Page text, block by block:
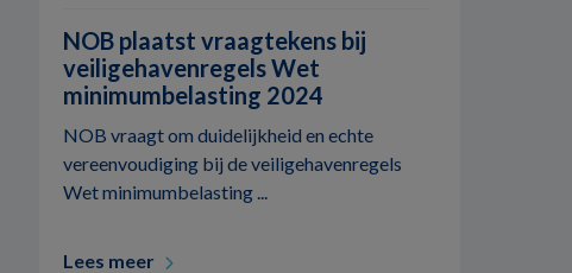
NOB plaatst vraagtekens bij
veiligehavenregels Wet
minimumbelasting 2024
NOB vraagt om duidelijkheid en echte
vereenvoudiging bij de veiligehavenregels
Wet minimumbelasting ...
Lees meer